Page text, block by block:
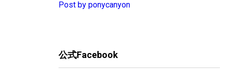
Post by ponycanyon
公式Facebook